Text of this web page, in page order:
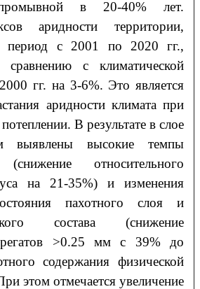
промывной в 20-40% лет.
аридности территории,
период с 2001 по 2020 гг.,
сравнению с климатической
гг. на 3-6%. Это является
аридности климата при
В результате в слое
высокие темпы
(снижение относительного
на 21-35%) и изменения
пахотного слоя и
состава (снижение
>0.25 мм с 39% до
содержания физической
этом отмечается увеличение